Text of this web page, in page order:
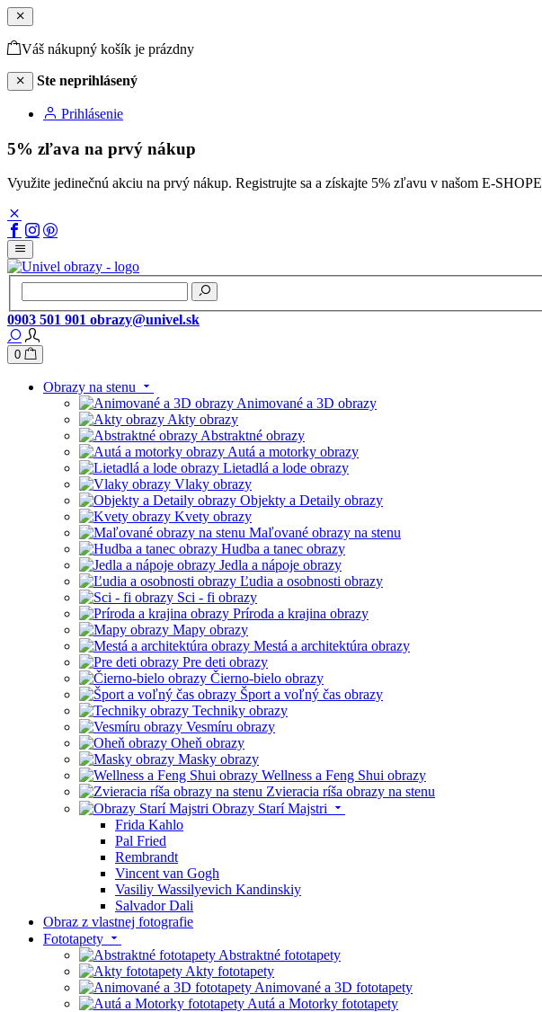
Váš nákupný košík je prázdny
Ste neprihlásený
Prihlásenie
5% zľava na prvý nákup
Využite jedinečnú akciu na prvý nákup. Registrujte sa a získajte 5% zľavu v našom E-SHOPE
0903 501 901 obrazy@univel.sk
0
Obrazy na stenu
Animované a 3D obrazy
Akty obrazy
Abstraktné obrazy
Autá a motorky obrazy
Lietadlá a lode obrazy
Vlaky obrazy
Objekty a Detaily obrazy
Kvety obrazy
Maľované obrazy na stenu
Hudba a tanec obrazy
Jedla a nápoje obrazy
Ľudia a osobnosti obrazy
Sci - fi obrazy
Príroda a krajina obrazy
Mapy obrazy
Mestá a architektúra obrazy
Pre deti obrazy
Čierno-bielo obrazy
Šport a voľný čas obrazy
Techniky obrazy
Vesmíru obrazy
Oheň obrazy
Masky obrazy
Wellness a Feng Shui obrazy
Zvieracia ríša obrazy na stenu
Obrazy Starí Majstri
Frida Kahlo
Pal Fried
Rembrandt
Vincent van Gogh
Vasiliy Wassilyevich Kandinskiy
Salvador Dali
Obraz z vlastnej fotografie
Fototapety
Abstraktné fototapety
Akty fototapety
Animované a 3D fototapety
Autá a Motorky fototapety